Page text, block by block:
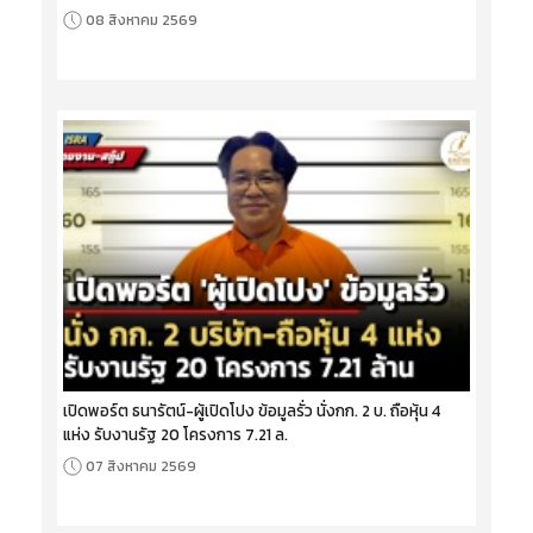
08 สิงหาคม 2569
เปิดพอร์ต ธนารัตน์-ผู้เปิดโปง ข้อมูลรั่ว นั่งกก. 2 บ. ถือหุ้น 4
แห่ง รับงานรัฐ 20 โครงการ 7.21 ล.
07 สิงหาคม 2569